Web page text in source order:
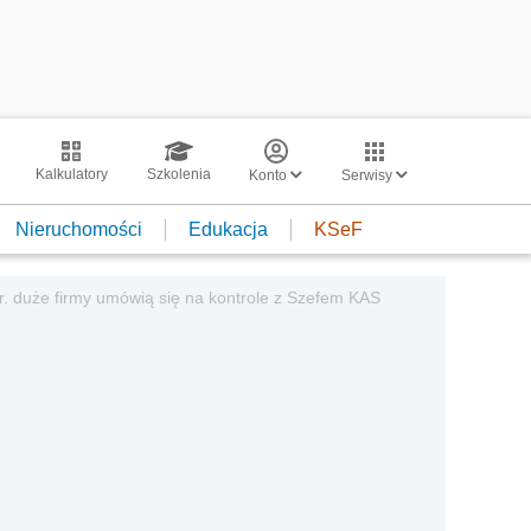
Kalkulatory Szkolenia Konto Serwisy
Nieruchomości Edukacja KSeF
duże firmy umówią się na kontrole z Szefem KAS